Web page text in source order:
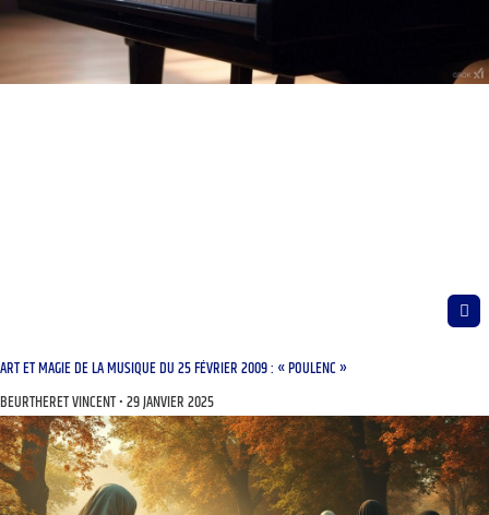
ART ET MAGIE DE LA MUSIQUE DU 25 FÉVRIER 2009 : « POULENC »
BEURTHERET VINCENT 29 JANVIER 2025